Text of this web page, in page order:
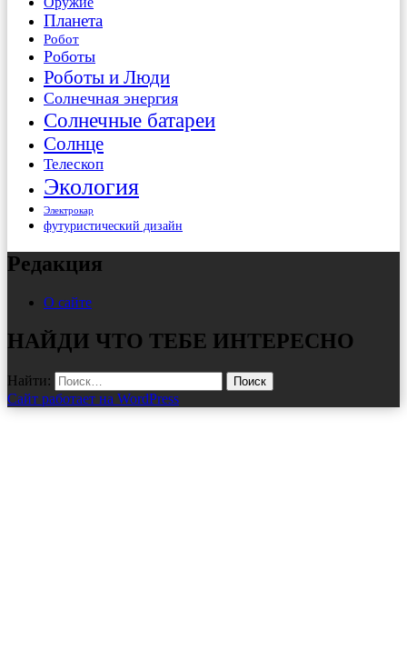
Планета
Робот
Роботы
Роботы и Люди
Солнечная энергия
Солнечные батареи
Солнце
Телескоп
Экология
Электрокар
футуристический дизайн
Редакция
О сайте
НАЙДИ ЧТО ТЕБЕ ИНТЕРЕСНО
Найти:
Сайт работает на WordPress